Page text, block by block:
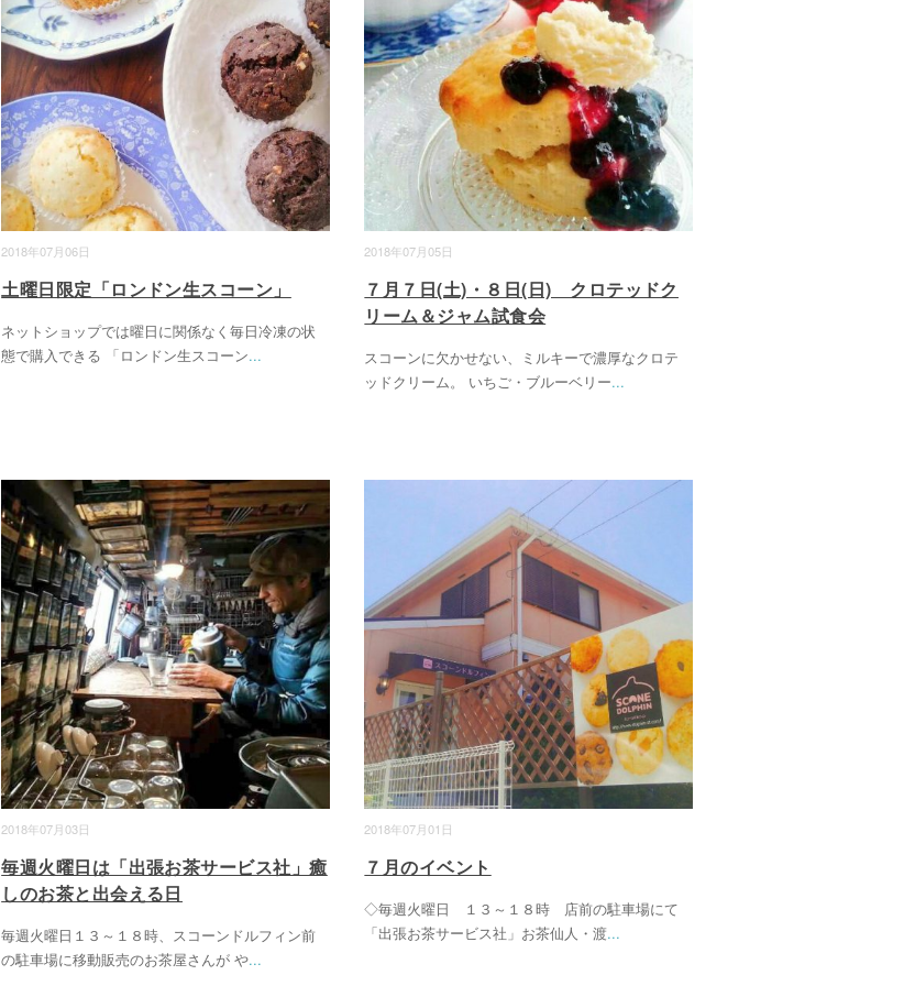
2018年07月06日
土曜日限定「ロンドン生スコーン」
ネットショップでは曜日に関係なく毎日冷凍の状
態で購入できる 「ロンドン生スコーン...
2018年07月05日
７月７日(土)・８日(日) クロテッドク
リーム＆ジャム試食会
スコーンに欠かせない、ミルキーで濃厚なクロテ
ッドクリーム。 いちご・ブルーベリー...
2018年07月03日
毎週火曜日は「出張お茶サービス社」癒
しのお茶と出会える日
毎週火曜日１３～１８時、スコーンドルフィン前
の駐車場に移動販売のお茶屋さんが や...
2018年07月01日
７月のイベント
◇毎週火曜日 １３～１８時 店前の駐車場にて
「出張お茶サービス社」お茶仙人・渡...